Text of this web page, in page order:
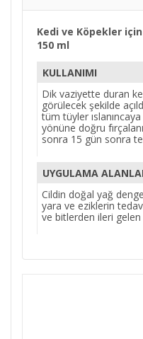
Kedi ve Köpekler
150 ml
KULLANIMI
Dik vaziyette duran
görülecek şekilde
tüm tüyler
yönüne doğru
sonra 15 gün sonra
UYGULAMA
Cildin doğal yağ
yara ve eziklerin
ve bitlerden ileri